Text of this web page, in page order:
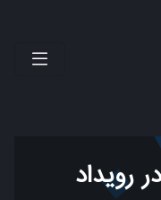
رویداد